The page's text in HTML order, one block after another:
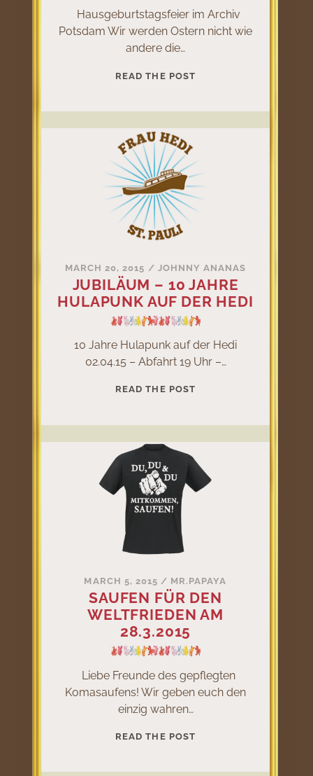
Hausgeburtstagsfeier im Archiv
Potsdam Wir werden Ostern nicht wie
andere die…
READ THE POST21
MARCH 20, 2015 / JOHNNY ANANAS
JUBILÄUM – 10 JAHRE
HULAPUNK AUF DER HEDI
10 Jahre Hulapunk auf der Hedi
02.04.15 – Abfahrt 19 Uhr –…
READ THE POSTJUBILÄUM
AUF
DER
MARCH 5, 2015 / MR.PAPAYA
SAUFEN FÜR DEN
WELTFRIEDEN AM
28.3.2015
Liebe Freunde des gepflegten
Komasaufens! Wir geben euch den
einzig wahren…
READ THE POSTSAUFEN